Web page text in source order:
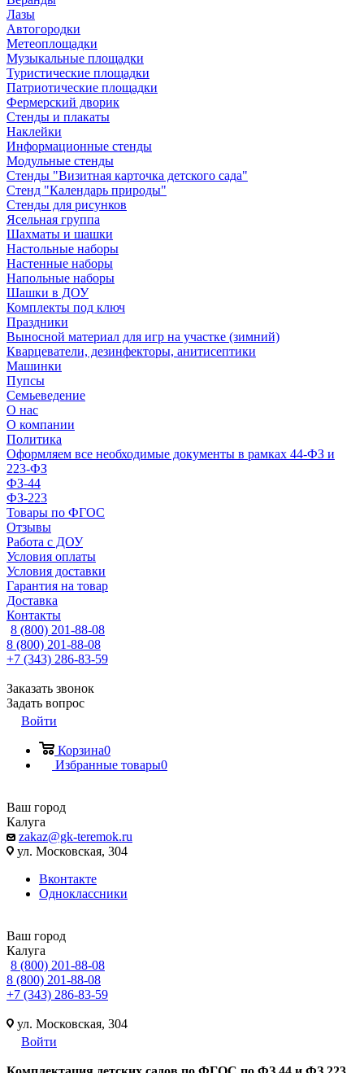
Лазы
Автогородки
Метеоплощадки
Музыкальные площадки
Туристические площадки
Патриотические площадки
Фермерский дворик
Стенды и плакаты
Наклейки
Информационные стенды
Модульные стенды
Стенды "Визитная карточка детского сада"
Стенд "Календарь природы"
Стенды для рисунков
Ясельная группа
Шахматы и шашки
Настольные наборы
Настенные наборы
Напольные наборы
Шашки в ДОУ
Комплекты под ключ
Праздники
Выносной материал для игр на участке (зимний)
Кварцеватели, дезинфекторы, анитисептики
Машинки
Пупсы
Семьеведение
О нас
О компании
Политика
Оформляем все необходимые документы в рамках 44-ФЗ и
223-ФЗ
ФЗ-44
ФЗ-223
Товары по ФГОС
Отзывы
Работа с ДОУ
Условия оплаты
Условия доставки
Гарантия на товар
Доставка
Контакты
8 (800) 201-88-08
8 (800) 201-88-08
+7 (343) 286-83-59
Заказать звонок
Задать вопрос
Войти
Корзина0
Избранные товары0
Ваш город
Калуга
zakaz@gk-teremok.ru
ул. Московская, 304
Вконтакте
Одноклассники
Ваш город
Калуга
8 (800) 201-88-08
8 (800) 201-88-08
+7 (343) 286-83-59
ул. Московская, 304
Войти